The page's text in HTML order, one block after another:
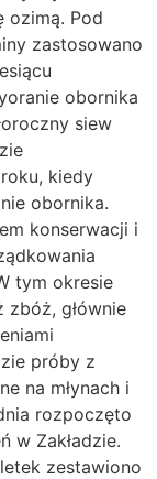
ozimą. Pod
zastosowano
obornika
siew
kiedy
obornika.
konserwacji i
tym okresie
głównie
próby z
na młynach i
rozpoczęto
w Zakładzie.
zestawiono